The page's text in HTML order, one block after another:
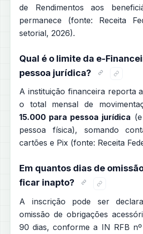
de Rendimentos aos
permanece (fonte: Receita
setorial, 2026).
Qual é o limite da e-
pessoa jurídica?
A instituição financeira reporta
o total mensal de
15.000 para pessoa jurídica
pessoa física), somando
cartões e Pix (fonte: Receita
Em quantos dias de
ficar inapto?
A inscrição pode ser
omissão de obrigações
90 dias, conforme a IN RFB nº